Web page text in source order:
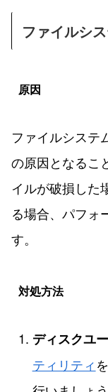
ファイルシ
原因
ファイルシステ
の原因となるこ
イルが破損した
る場合、パフォ
す。
対処方法
ディスクユ
ティリティ